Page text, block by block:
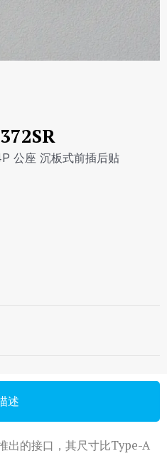
公座 沉板式前插后贴
述
出的接口，其尺寸比Type-A